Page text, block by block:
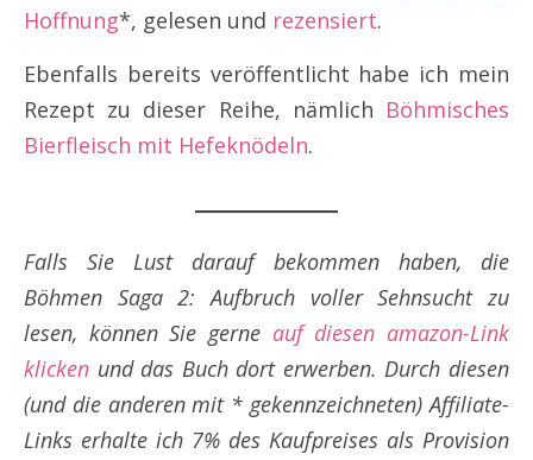
Hoffnung*, gelesen und rezensiert.
Ebenfalls bereits veröffentlicht habe ich mein
Rezept zu dieser Reihe, nämlich Böhmisches
Bierfleisch mit Hefeknödeln.
Falls Sie Lust darauf bekommen haben, die
Böhmen Saga 2: Aufbruch voller Sehnsucht zu
lesen, können Sie gerne auf diesen amazon-Link
klicken und das Buch dort erwerben. Durch diesen
(und die anderen mit * gekennzeichneten) Affiliate-
Links erhalte ich 7% des Kaufpreises als Provision